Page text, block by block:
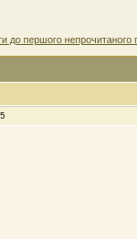
до першого непрочитаного